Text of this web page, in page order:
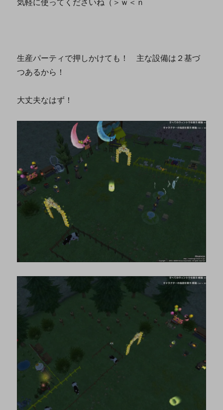
気軽に使ってくださいね（＞ｗ＜ｎ
生産パーティで押しかけても！ 主な設備は２基づ
つあるから！
大丈夫なはず！